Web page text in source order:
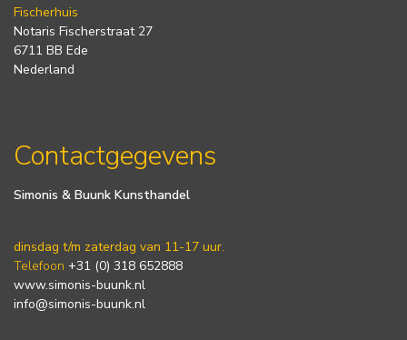
Fischerhuis
Notaris Fischerstraat 27
6711 BB Ede
Nederland
Contactgegevens
Simonis & Buunk Kunsthandel
dinsdag t/m zaterdag van 11-17 uur.
Telefoon +31 (0) 318 652888
www.simonis-buunk.nl
info@simonis-buunk.nl